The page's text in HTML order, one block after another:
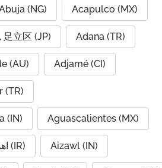
(NG) Acapulco (MX)
立区 (JP) Adana (TR)
(AU) Adjamé (CI)
(TR)
(IN) Aguascalientes (MX)
Ahwaz, اهواز (IR) Aizawl (IN)